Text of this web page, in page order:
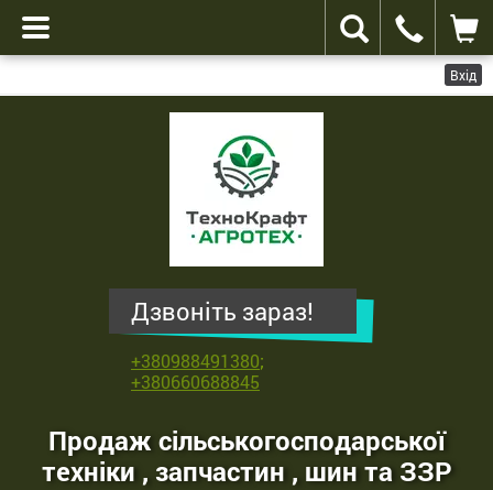
Вхід
сільськогосподарської
Дзвоніть зараз!
+380988491380;
+380660688845
Продаж сільськогосподарської
техніки , запчастин , шин та ЗЗР